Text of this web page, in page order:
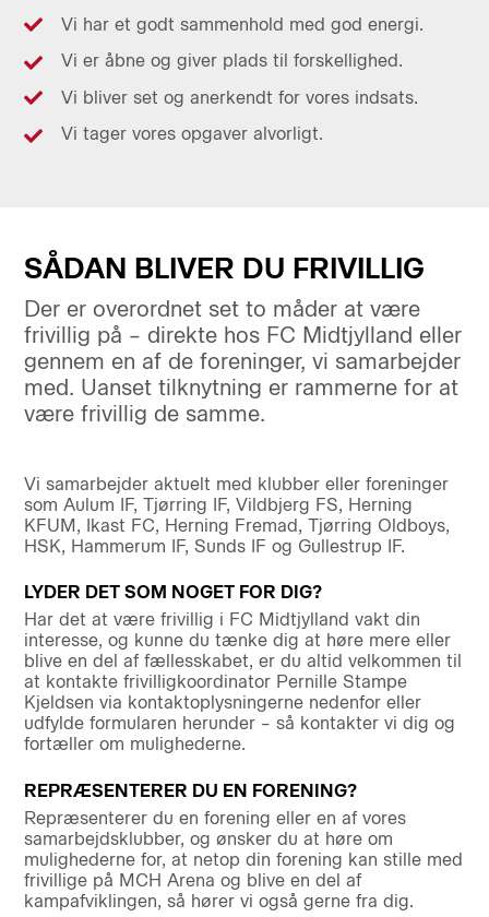
Vi har et godt sammenhold med god energi.
Vi er åbne og giver plads til forskellighed.
Vi bliver set og anerkendt for vores indsats.
Vi tager vores opgaver alvorligt.
SÅDAN BLIVER DU FRIVILLIG
Der er overordnet set to måder at være
frivillig på – direkte hos FC Midtjylland eller
gennem en af de foreninger, vi samarbejder
med. Uanset tilknytning er rammerne for at
være frivillig de samme.
Vi samarbejder aktuelt med klubber eller foreninger
som Aulum IF, Tjørring IF, Vildbjerg FS, Herning
KFUM, Ikast FC, Herning Fremad, Tjørring Oldboys,
HSK, Hammerum IF, Sunds IF og Gullestrup IF.
LYDER DET SOM NOGET FOR DIG?
Har det at være frivillig i FC Midtjylland vakt din
interesse, og kunne du tænke dig at høre mere eller
blive en del af fællesskabet, er du altid velkommen til
at kontakte frivilligkoordinator Pernille Stampe
Kjeldsen via kontaktoplysningerne nedenfor eller
udfylde formularen herunder – så kontakter vi dig og
fortæller om mulighederne.
REPRÆSENTERER DU EN FORENING?
Repræsenterer du en forening eller en af vores
samarbejdsklubber, og ønsker du at høre om
mulighederne for, at netop din forening kan stille med
frivillige på MCH Arena og blive en del af
kampafviklingen, så hører vi også gerne fra dig.